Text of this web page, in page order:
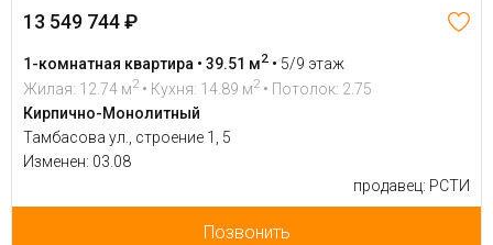
13 549 744 ₽
1-комнатная квартира • 39.51 м2 • 5/9 этаж
Жилая: 12.74 м2 • Кухня: 14.89 м2 • Потолок: 2.75
Кирпично-Монолитный
Тамбасова ул., строение 1, 5
Изменен: 03.08
продавец: РСТИ
Позвонить